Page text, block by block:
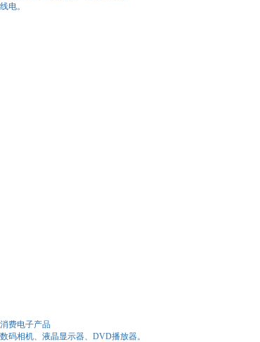
线电。
消费电子产品
数码相机、液晶显示器、DVD播放器。